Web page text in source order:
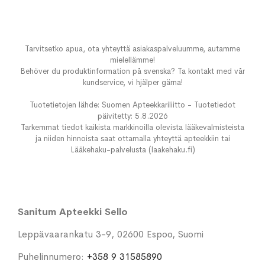
Tarvitsetko apua, ota yhteyttä asiakaspalveluumme, autamme
mielellämme!
Behöver du produktinformation på svenska? Ta kontakt med vår
kundservice, vi hjälper gärna!
Tuotetietojen lähde: Suomen Apteekkariliitto - Tuotetiedot
päivitetty: 5.8.2026
Tarkemmat tiedot kaikista markkinoilla olevista lääkevalmisteista
ja niiden hinnoista saat ottamalla yhteyttä apteekkiin tai
Lääkehaku-palvelusta (laakehaku.fi)
Sanitum Apteekki Sello
Leppävaarankatu 3-9, 02600 Espoo, Suomi
Puhelinnumero: +358 9 31585890